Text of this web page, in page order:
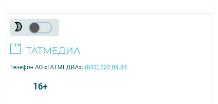
Телефон АО «ТАТМЕДИА»:(843) 222 09 84
16+